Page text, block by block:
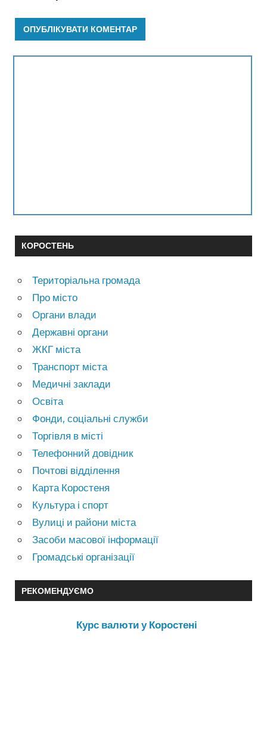
КОРОСТЕНЬ
Територіальна громада
Про місто
Органи влади
Державні органи
ЖКГ міста
Транспорт міста
Медичні заклади
Освіта
Фонди, соціальні служби
Торгівля в місті
Телефонний довідник
Почтові відділення
Карта Коростеня
Культура і спорт
Вулиці и райони міста
Засоби масової інформації
Громадські організації
РЕКОМЕНДУЄМО
Курс валюти у Коростені